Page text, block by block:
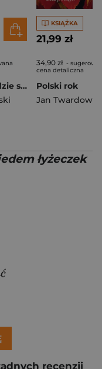
O Kościele Gdzie się spotkać z Panem Bogiem?
KSIĄŻKA
21,99 zł
34,90 zł -
cena detaliczna
Polski rok
Jan
łyżeczek
recenzji